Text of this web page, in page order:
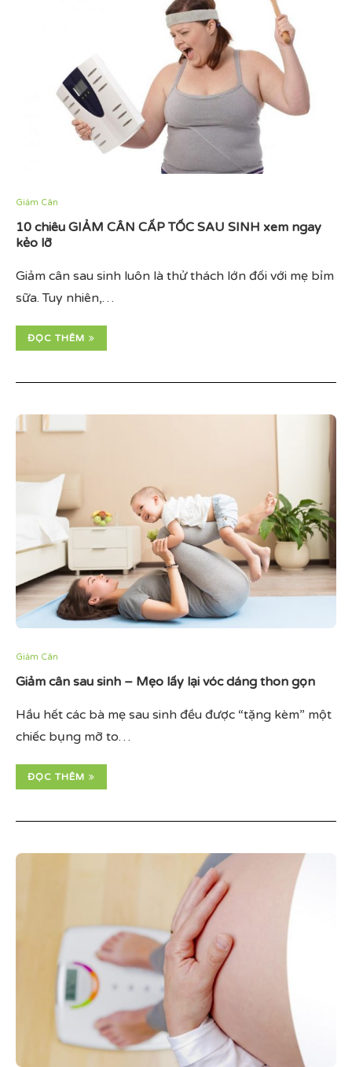
Giảm Cân
10 chiêu GIẢM CÂN CẤP TỐC SAU SINH xem ngay
kẻo lỡ
Giảm cân sau sinh luôn là thử thách lớn đối với mẹ bỉm
sữa. Tuy nhiên,…
ĐỌC THÊM
Giảm Cân
Giảm cân sau sinh – Mẹo lấy lại vóc dáng thon gọn
Hầu hết các bà mẹ sau sinh đều được “tặng kèm” một
chiếc bụng mỡ to…
ĐỌC THÊM